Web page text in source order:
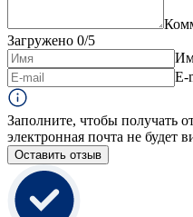
Загружено 0/5
E-
Заполните, чтобы получать
электронная почта не будет
Оставить отзыв